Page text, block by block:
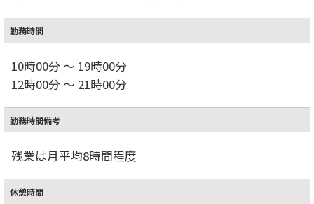
勤務時間
10時00分 ～ 19時00分
12時00分 ～ 21時00分
勤務時間備考
残業は月平均8時間程度
休憩時間